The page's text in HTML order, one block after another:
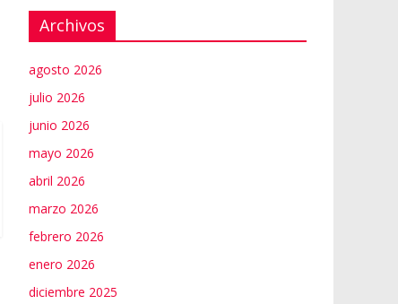
Archivos
agosto 2026
julio 2026
junio 2026
mayo 2026
abril 2026
marzo 2026
febrero 2026
enero 2026
diciembre 2025